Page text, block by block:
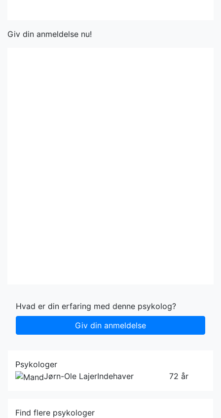
Giv din anmeldelse nu!
Hvad er din erfaring med denne psykolog?
Giv din anmeldelse
Psykologer
Jørn-Ole LajerIndehaver 72 år
Find flere psykologer